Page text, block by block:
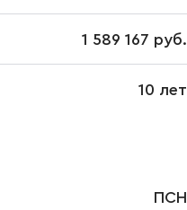
1 589 167 руб.
10 лет
ПСН